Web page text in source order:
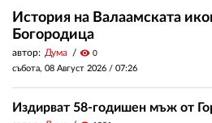
История на Валаамската
Богородица
автор: Дума visibility 0
събота, 08 Август 2026 / 07:26
Издирват 58-годишен мъж от